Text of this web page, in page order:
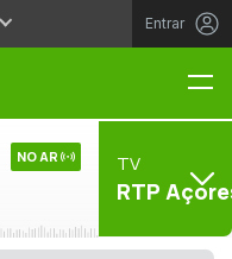
Entrar
NO AR TV
RTP